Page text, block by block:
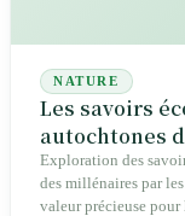
NATURE
Les savoirs
autochtones
Exploration des
des millénaires par
valeur précieuse